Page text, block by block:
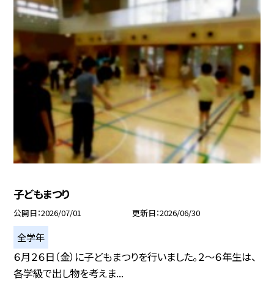
子どもまつり
公開日 2026/07/01 更新日 2026/06/30
全学年
６月２６日（金）に子どもまつりを行いました。２～６年生は、
各学級で出し物を考えま...